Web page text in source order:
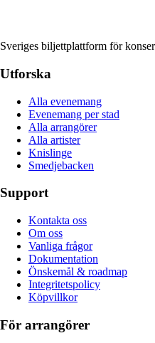
Sveriges biljettplattform för
Utforska
Alla evenemang
Evenemang per stad
Alla arrangörer
Alla artister
Knislinge
Smedjebacken
Support
Kontakta oss
Om oss
Vanliga frågor
Dokumentation
Önskemål & roadmap
Integritetspolicy
Köpvillkor
För arrangörer